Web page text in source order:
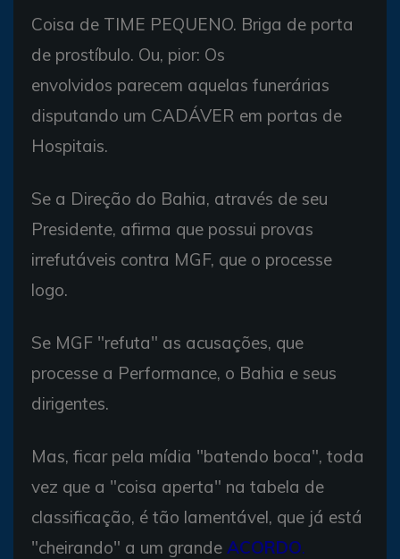
Coisa de TIME PEQUENO. Briga de porta
de prostíbulo. Ou, pior: Os
envolvidos parecem aquelas funerárias
disputando um CADÁVER em portas de
Hospitais.
Se a Direção do Bahia, através de seu
Presidente, afirma que possui provas
irrefutáveis contra MGF, que o processe
logo.
Se MGF "refuta" as acusações, que
processe a Performance, o Bahia e seus
dirigentes.
Mas, ficar pela mídia "batendo boca", toda
vez que a "coisa aperta" na tabela de
classificação, é tão lamentável, que já está
"cheirando" a um grande ACORDO.